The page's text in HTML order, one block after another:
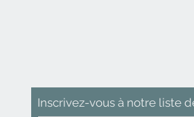
Inscrivez-vous à notre liste